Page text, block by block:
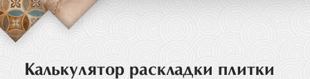
Калькулятор раскладки плитки